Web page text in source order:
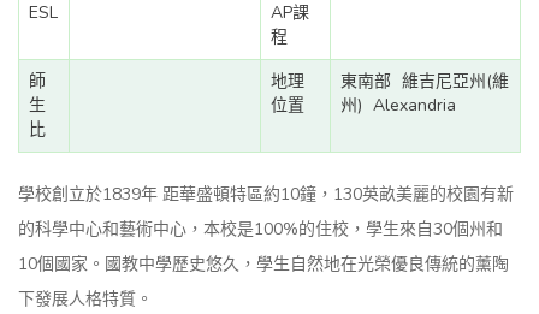
ESL
AP課
程
師
生
比
地理
位置
東南部 維吉尼亞州(維
州) Alexandria
學校創立於1839年 距華盛頓特區約10鐘，130英畝美麗的校園有新
的科學中心和藝術中心，本校是100%的住校，學生來自30個州和
10個國家。國教中學歷史悠久，學生自然地在光榮優良傳統的薰陶
下發展人格特質。